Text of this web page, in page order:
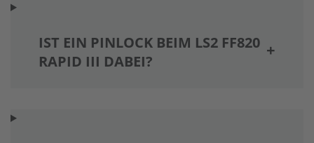
IST EIN PINLOCK BEIM LS2 FF820
RAPID III DABEI?